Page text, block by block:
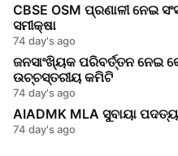
CBSE OSM ପ୍ରଣାଳୀ ନେଇ
ସମୀକ୍ଷା
74 day's ago
ଜନସାଂଖ୍ୟିକ ପରିବର୍ତ୍ତନ ନେଇ
ଉଚ୍ଚସ୍ତରୀୟ କମିଟି
74 day's ago
AIADMK MLA ସୁବାୟା
74 day's ago